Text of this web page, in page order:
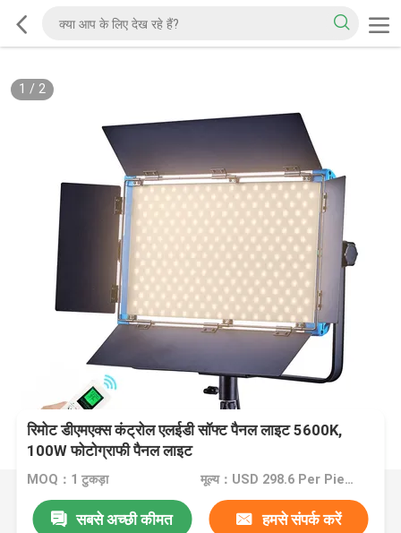
1 / 2
रिमोट डीएमएक्स कंट्रोल एलईडी सॉफ्ट पैनल लाइट 5600K,
100W फोटोग्राफी पैनल लाइट
MOQ：1 टुकड़ा मूल्य：USD 298.6 Per Piece
सबसे अच्छी कीमत हमसे संपर्क करें